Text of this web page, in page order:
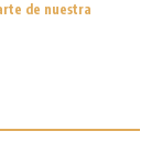
de nuestra